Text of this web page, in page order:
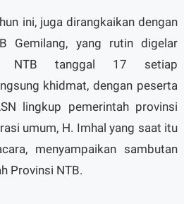
ini, juga dirangkaikan dengan
Gemilang, yang rutin digelar
NTB tanggal 17 setiap
khidmat, dengan peserta
lingkup pemerintah provinsi
umum, H. Imhal yang saat itu
menyampaikan sambutan
Provinsi NTB.